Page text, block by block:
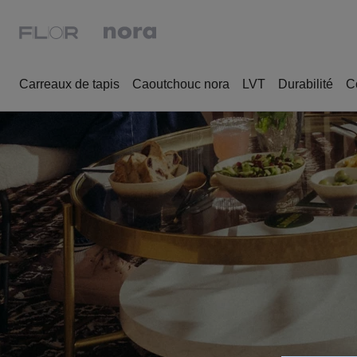
Carreaux de tapis Caoutchouc nora LVT Durabilité